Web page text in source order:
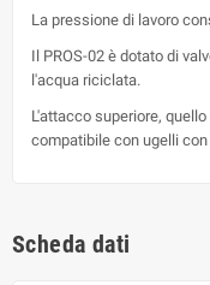
La pressione di lavoro
Il PROS-02 è dotato di
l'acqua riciclata.
L'attacco superiore,
compatibile con ugelli
Scheda dati